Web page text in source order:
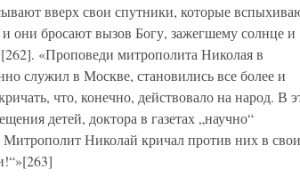
вверх свои спутники, которые
они бросают вызов Богу, зажегшему солнце и
«Проповеди митрополита Николая в
служил в Москве, становились все более и
что, конечно, действовало на народ. В
детей, доктора в газетах „научно“
Митрополит Николай кричал против них в